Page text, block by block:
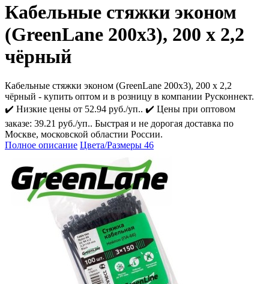
Кабельные стяжки эконом
(GreenLane 200х3), 200 х 2,2
чёрный
Кабельные стяжки эконом (GreenLane 200х3), 200 х 2,2
чёрный - купить оптом и в розницу в компании Русконнект.
✔️ Низкие цены от 52.94 руб./уп.. ✔️ Цены при оптовом
заказе: 39.21 руб./уп.. Быстрая и не дорогая доставка по
Москве, московской областии России.
Полное описание Цвета/Размеры 46